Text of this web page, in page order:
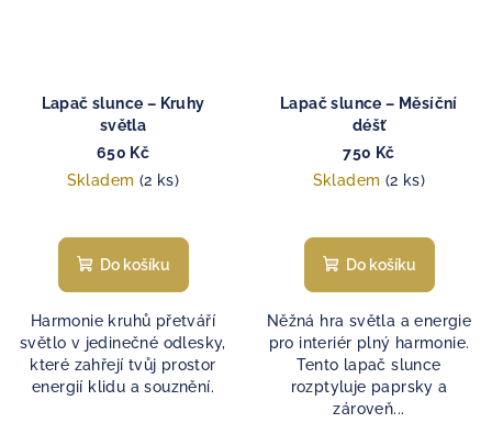
Lapač slunce – Kruhy
světla
650 Kč
Skladem (2 ks)
Do košíku
Harmonie kruhů přetváří
světlo v jedinečné odlesky,
které zahřejí tvůj prostor
energií klidu a souznění.
Lapač slunce – Měsíční
déšť
750 Kč
Skladem (2 ks)
Do košíku
Něžná hra světla a energie
pro interiér plný harmonie.
Tento lapač slunce
rozptyluje paprsky a
zároveň...